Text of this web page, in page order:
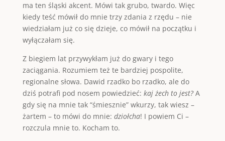
ma ten śląski akcent. Mówi tak grubo, twardo. Więc
kiedy teść mówił do mnie trzy zdania z rzędu – nie
wiedziałam już co się dzieje, co mówił na początku i
wyłączałam się.
Z biegiem lat przywykłam już do gwary i tego
zaciągania. Rozumiem też te bardziej pospolite,
regionalne słowa. Dawid rzadko bo rzadko, ale do
dziś potrafi pod nosem powiedzieć: kaj żech to jest?A
gdy się na mnie tak “śmiesznie” wkurzy, tak wiesz –
żartem – to mówi do mnie: dziołcha! I powiem Ci –
rozczula mnie to. Kocham to.